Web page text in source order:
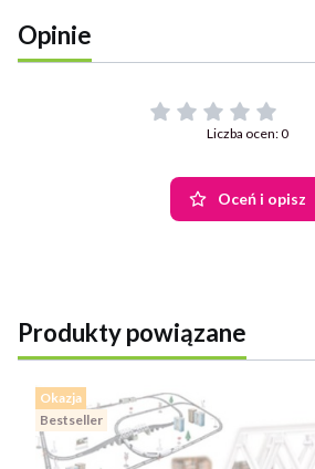
Opinie
Liczba ocen: 0
Oceń i opisz
Produkty powiązane
Okazja
Bestseller